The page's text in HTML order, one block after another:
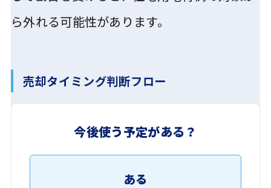
ら外れる可能性があります。
売却タイミング判断フロー
今後使う予定がある？
ある